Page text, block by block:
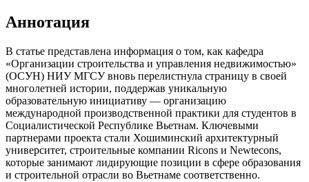
Аннотация
В статье представлена информация о том, как кафедра
«Организации строительства и управления недвижимостью»
(ОСУН) НИУ МГСУ вновь перелистнула страницу в своей
многолетней истории, поддержав уникальную
образовательную инициативу — организацию
международной производственной практики для студентов в
Социалистической Республике Вьетнам. Ключевыми
партнерами проекта стали Хошиминский архитектурный
университет, строительные компании Ricons и Newtecons,
которые занимают лидирующие позиции в сфере образования
и строительной отрасли во Вьетнаме соответственно.